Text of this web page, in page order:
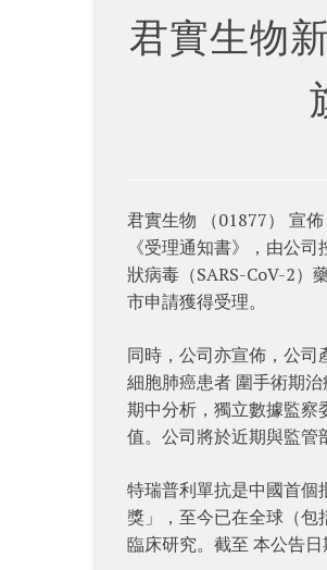
君實生物
君實生物 （01877） 宣
《受理通知書》，由公
狀病毒（SARS-CoV-2）
市申請獲得受理。
同時，公司亦宣佈，公司
細胞肺癌患者 圍手術期
期中分析，獨立數據監察
值。公司將於近期與監管
特瑞普利單抗是中國首個
獎」，至今已在全球（
臨床研究。截至 本公告